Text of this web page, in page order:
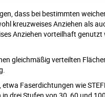
dass bei bestimmten
kreuzweises Anziehen als
Anziehen vorteilhaft genutzt
gleichmäßig verteilten
Faserdichtungen wie